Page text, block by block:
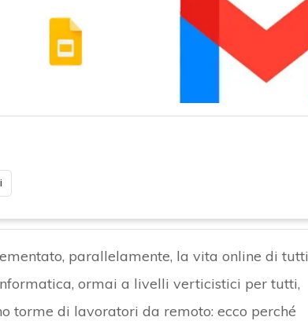
parallelamente, la vita online di tutti
ormai a livelli verticistici per tutti,
torme di lavoratori da remoto: ecco perché